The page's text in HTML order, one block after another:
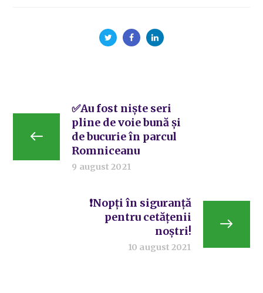
✅Au fost niște seri
pline de voie bună și
de bucurie în parcul
Romniceanu
9 august 2021
❗Nopți în siguranță
pentru cetățenii
noștri!
10 august 2021